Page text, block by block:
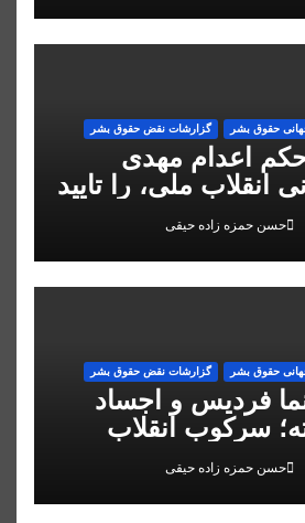
جهانی حقوق بشر گزارشات نقض حقوق بشر
اعدام مهدی
انقلاب ملی، را تایید
حسن حمزه زاده حیقی
جهانی حقوق بشر گزارشات نقض حقوق بشر
فردیس و اجساد
سرکوب انقلاب
حسن حمزه زاده حیقی